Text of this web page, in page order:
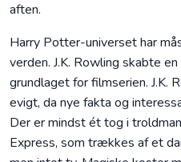
aften.
Harry Potter-universet har
verden. J.K. Rowling skabte
grundlaget for filmserien. J.K.
evigt, da nye fakta og
Der er mindst ét tog i
Express, som trækkes af et